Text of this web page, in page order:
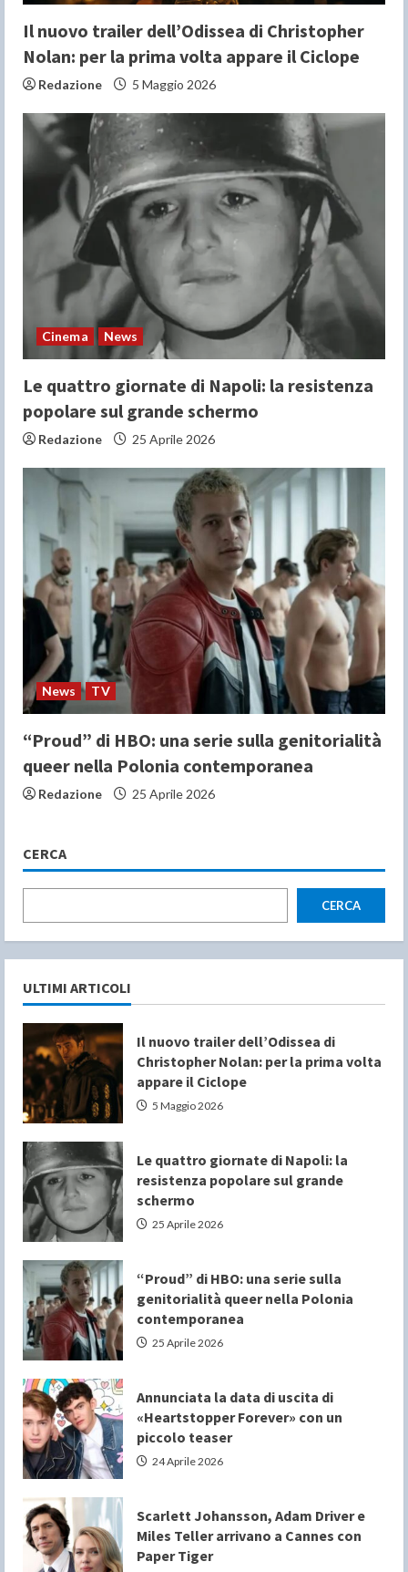
g
Il nuovo trailer dell’Odissea di Christopher
Nolan: per la prima volta appare il Ciclope
Redazione 5 Maggio 2026
Cinema News
Le quattro giornate di Napoli: la resistenza
popolare sul grande schermo
Redazione 25 Aprile 2026
News TV
“Proud” di HBO: una serie sulla genitorialità
queer nella Polonia contemporanea
Redazione 25 Aprile 2026
CERCA
CERCA
ULTIMI ARTICOLI
Il nuovo trailer dell’Odissea di
Christopher Nolan: per la prima volta
appare il Ciclope
5 Maggio 2026
Le quattro giornate di Napoli: la
resistenza popolare sul grande
schermo
25 Aprile 2026
“Proud” di HBO: una serie sulla
genitorialità queer nella Polonia
contemporanea
25 Aprile 2026
Annunciata la data di uscita di
«Heartstopper Forever» con un
piccolo teaser
24 Aprile 2026
Scarlett Johansson, Adam Driver e
Miles Teller arrivano a Cannes con
Paper Tiger